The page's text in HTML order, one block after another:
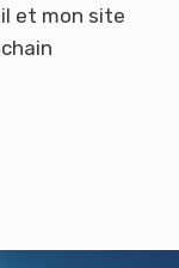
et mon site